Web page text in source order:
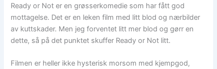
Ready or Not er en grøsserkomedie som har fått god
mottagelse. Det er en leken film med litt blod og nærbilder
av kuttskader. Men jeg forventet litt mer blod og gørr en
dette, så på det punktet skuffer Ready or Not litt.
Filmen er heller ikke hysterisk morsom med kjempgod,